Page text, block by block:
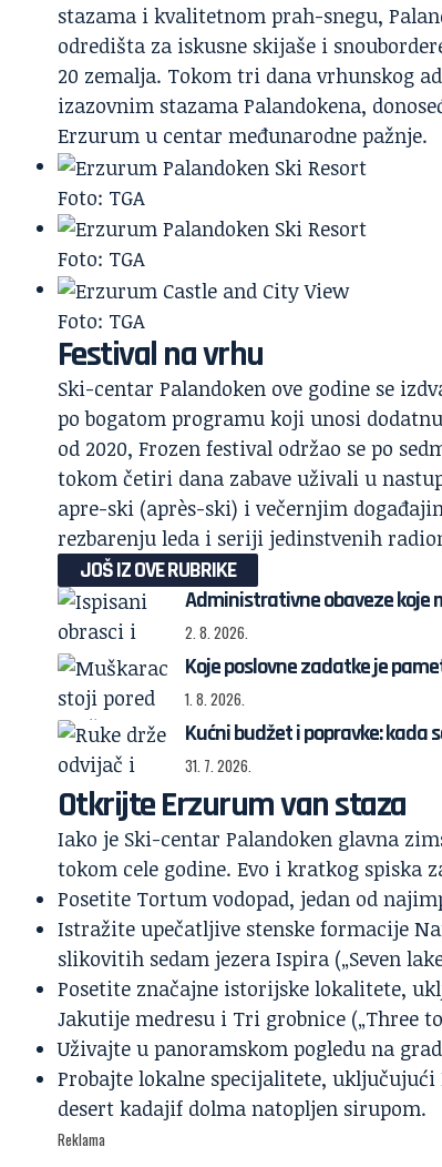
stazama i kvalitetnom prah-snegu,
odredišta za iskusne skijaše i
20 zemalja. Tokom tri dana vrhunskog
izazovnim stazama Palandokena,
Erzurum u centar međunarodne pažnje.
Foto: TGA
Foto: TGA
Foto: TGA
Festival na vrhu
Ski-centar Palandoken ove godine se
po bogatom programu koji unosi
od 2020, Frozen festival održao se po
tokom četiri dana zabave uživali u
apre-ski (après-ski) i večernjim
rezbarenju leda i seriji jedinstvenih
JOŠ IZ OVE RUBRIKE
Administrativne obaveze koje
2. 8. 2026.
Koje poslovne zadatke je
1. 8. 2026.
Kućni budžet i popravke:
31. 7. 2026.
Otkrijte Erzurum van staza
Iako je Ski-centar Palandoken glavna
tokom cele godine. Evo i kratkog spiska
Posetite Tortum vodopad, jedan od
Istražite upečatljive stenske formacije
slikovitih sedam jezera Ispira („Seven
Posetite značajne istorijske lokalitete,
Jakutije medresu i Tri grobnice („Three
Uživajte u panoramskom pogledu na
Probajte lokalne specijalitete, uključujući
desert kadajif dolma natopljen sirupom.
Reklama